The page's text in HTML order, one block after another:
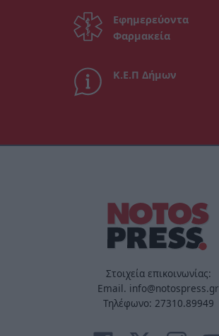
Εφημερεύοντα
Φαρμακεία
Κ.Ε.Π Δήμων
Στοιχεία επικοινωνίας:
Email. info@notospress.gr
Τηλέφωνο: 27310.89949